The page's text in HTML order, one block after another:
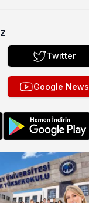
Twitter
Google News